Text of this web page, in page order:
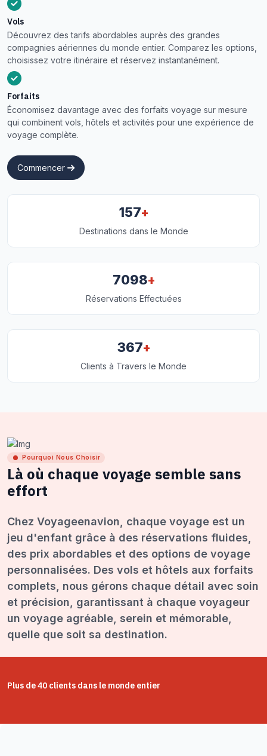
Vols
Découvrez des tarifs abordables auprès des grandes
compagnies aériennes du monde entier. Comparez les options,
choisissez votre itinéraire et réservez instantanément.
Forfaits
Économisez davantage avec des forfaits voyage sur mesure
qui combinent vols, hôtels et activités pour une expérience de
voyage complète.
Commencer
157+
Destinations dans le Monde
7098+
Réservations Effectuées
367+
Clients à Travers le Monde
Pourquoi Nous Choisir
Là où chaque voyage semble sans
effort
Chez Voyageenavion, chaque voyage est un
jeu d'enfant grâce à des réservations fluides,
des prix abordables et des options de voyage
personnalisées. Des vols et hôtels aux forfaits
complets, nous gérons chaque détail avec soin
et précision, garantissant à chaque voyageur
un voyage agréable, serein et mémorable,
quelle que soit sa destination.
Plus de 40 clients dans le monde entier